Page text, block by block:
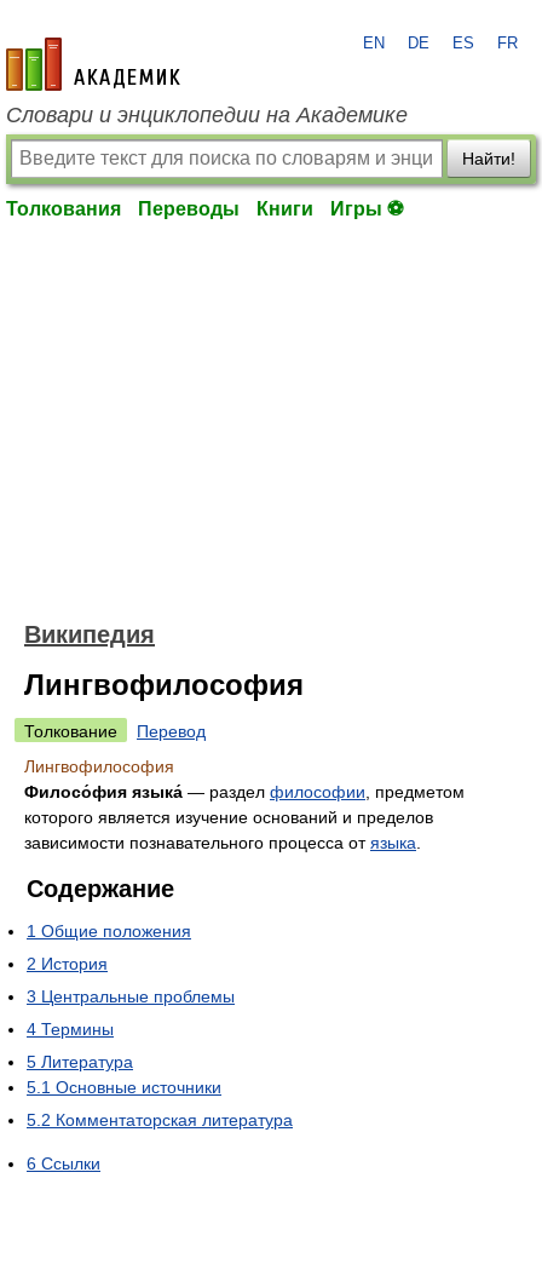
academic.ru
EN DE ES FR
Словари и энциклопедии на Академике
Найти!
Толкования Переводы Книги Игры ⚽
Википедия
Лингвофилософия
Толкование
Перевод
Лингвофилософия
Филосо́фия языка́ — раздел философии , предметом
которого является изучение оснований и пределов
зависимости познавательного процесса отязыка
Содержание
1 Общие положения
2 История
3 Центральные проблемы
4 Термины
5 Литература
5.1 Основные источники
5.2 Комментаторская литература
6 Ссылки